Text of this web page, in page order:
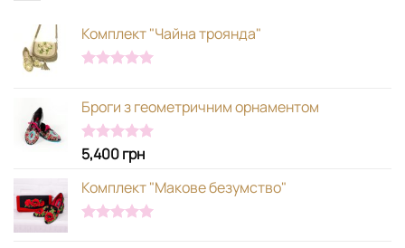
Комплект "Чайна троянда"
Броги з геометричним орнаментом
Оцінено в
з 5
5,400грн
Комплект "Макове безумство"